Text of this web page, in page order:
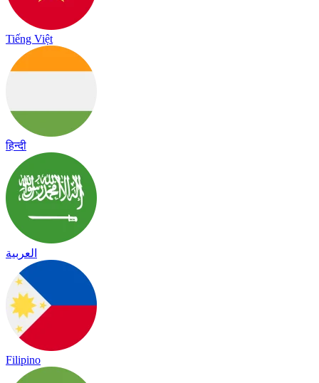
Tiếng Việt
हिन्दी
العربية
Filipino